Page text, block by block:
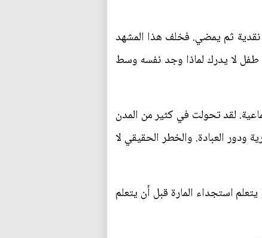
نقدية ثم يمضي. فخلف هذا المشهد
لا يدرك لماذا وجد نفسه وسط
لقد تحولت في كثير من المدن
ودور العبادة. والخطر الحقيقي لا
استجداء المارة قبل أن يتعلم